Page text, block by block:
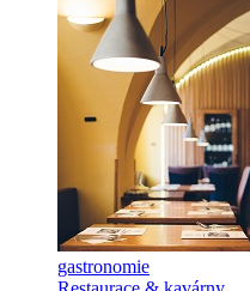
gastronomie